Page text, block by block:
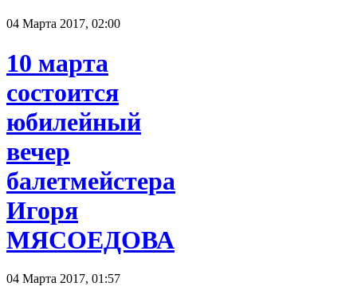
04 Марта 2017, 02:00
10 марта
состоится
юбилейный
вечер
балетмейстера
Игоря
МЯСОЕДОВА
04 Марта 2017, 01:57